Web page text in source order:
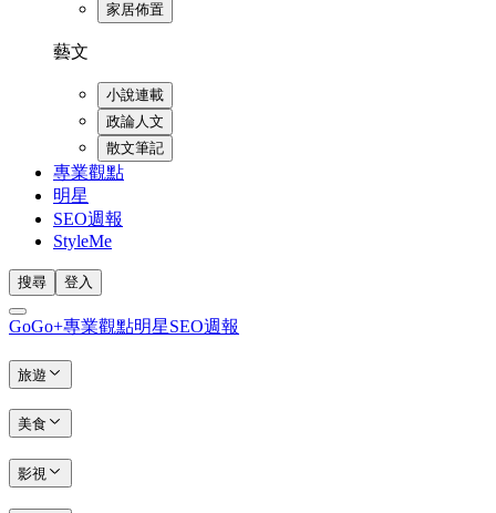
家居佈置
藝文
小說連載
政論人文
散文筆記
專業觀點
明星
SEO週報
StyleMe
搜尋 登入
GoGo+專業觀點明星SEO週報
旅遊
美食
影視